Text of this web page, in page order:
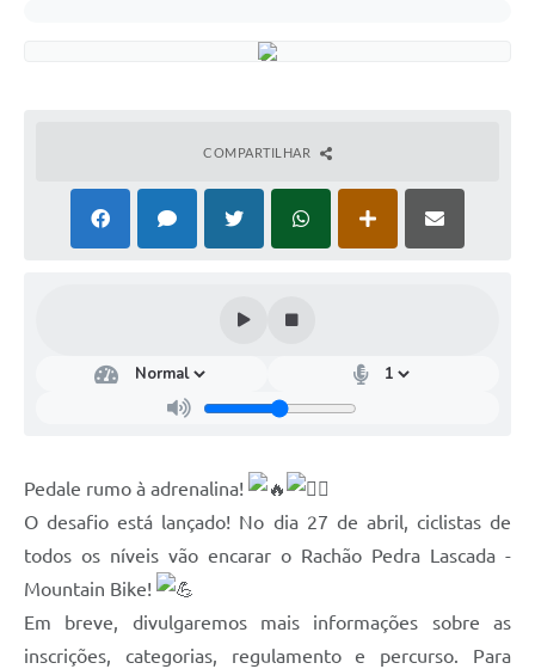
COMPARTILHAR
Pedale rumo à adrenalina!
O desafio está lançado! No dia 27 de abril, ciclistas de
todos os níveis vão encarar o Rachão Pedra Lascada -
Mountain Bike!
Em breve, divulgaremos mais informações sobre as
inscrições, categorias, regulamento e percurso. Para